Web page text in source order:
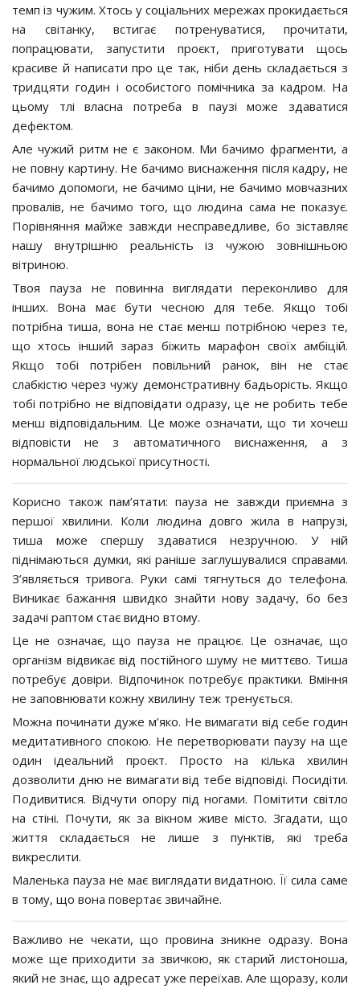
темп із чужим. Хтось у соціальних мережах прокидається
на світанку, встигає потренуватися, прочитати,
попрацювати, запустити проєкт, приготувати щось
красиве й написати про це так, ніби день складається з
тридцяти годин і особистого помічника за кадром. На
цьому тлі власна потреба в паузі може здаватися
дефектом.
Але чужий ритм не є законом. Ми бачимо фрагменти, а
не повну картину. Не бачимо виснаження після кадру, не
бачимо допомоги, не бачимо ціни, не бачимо мовчазних
провалів, не бачимо того, що людина сама не показує.
Порівняння майже завжди несправедливе, бо зіставляє
нашу внутрішню реальність із чужою зовнішньою
вітриною.
Твоя пауза не повинна виглядати переконливо для
інших. Вона має бути чесною для тебе. Якщо тобі
потрібна тиша, вона не стає менш потрібною через те,
що хтось інший зараз біжить марафон своїх амбіцій.
Якщо тобі потрібен повільний ранок, він не стає
слабкістю через чужу демонстративну бадьорість. Якщо
тобі потрібно не відповідати одразу, це не робить тебе
менш відповідальним. Це може означати, що ти хочеш
відповісти не з автоматичного виснаження, а з
нормальної людської присутності.
Корисно також пам’ятати: пауза не завжди приємна з
першої хвилини. Коли людина довго жила в напрузі,
тиша може спершу здаватися незручною. У ній
піднімаються думки, які раніше заглушувалися справами.
З’являється тривога. Руки самі тягнуться до телефона.
Виникає бажання швидко знайти нову задачу, бо без
задачі раптом стає видно втому.
Це не означає, що пауза не працює. Це означає, що
організм відвикає від постійного шуму не миттєво. Тиша
потребує довіри. Відпочинок потребує практики. Вміння
не заповнювати кожну хвилину теж тренується.
Можна починати дуже м’яко. Не вимагати від себе годин
медитативного спокою. Не перетворювати паузу на ще
один ідеальний проєкт. Просто на кілька хвилин
дозволити дню не вимагати від тебе відповіді. Посидіти.
Подивитися. Відчути опору під ногами. Помітити світло
на стіні. Почути, як за вікном живе місто. Згадати, що
життя складається не лише з пунктів, які треба
викреслити.
Маленька пауза не має виглядати видатною. Її сила саме
в тому, що вона повертає звичайне.
Важливо не чекати, що провина зникне одразу. Вона
може ще приходити за звичкою, як старий листоноша,
який не знає, що адресат уже переїхав. Але щоразу, коли